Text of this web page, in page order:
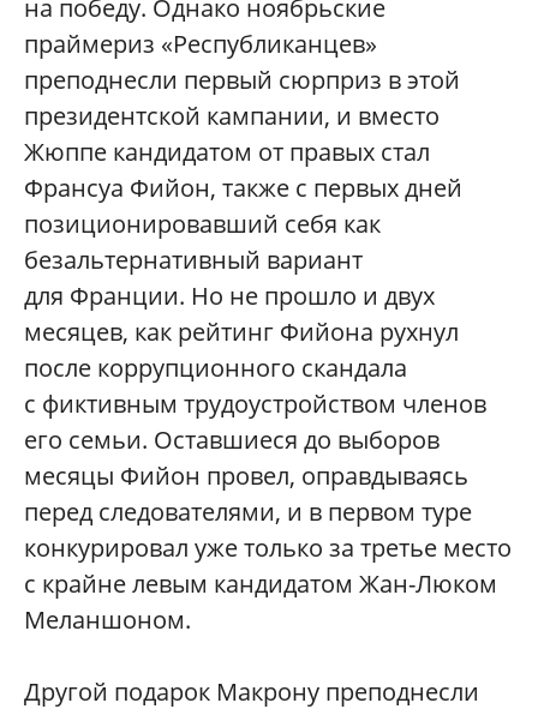
на победу. Однако ноябрьские
праймериз «Республиканцев»
преподнесли первый сюрприз в этой
президентской кампании, и вместо
Жюппе кандидатом от правых стал
Франсуа Фийон, также с первых дней
позиционировавший себя как
безальтернативный вариант
для Франции. Но не прошло и двух
месяцев, как рейтинг Фийона рухнул
после коррупционного скандала
с фиктивным трудоустройством членов
его семьи. Оставшиеся до выборов
месяцы Фийон провел, оправдываясь
перед следователями, и в первом туре
конкурировал уже только за третье место
с крайне левым кандидатом Жан-Люком
Меланшоном.
Другой подарок Макрону преподнесли